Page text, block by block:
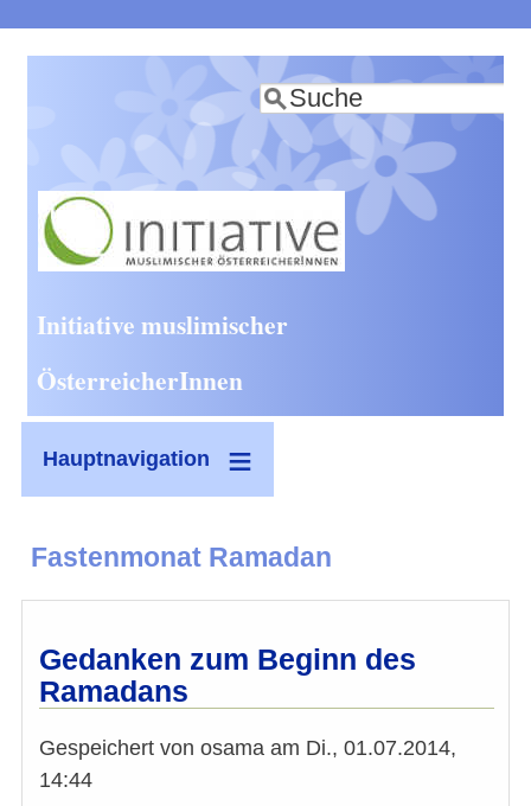
zum
Inhalt
Suche
Initiative muslimischer
ÖsterreicherInnen
Hauptnavigation
Fastenmonat Ramadan
Gedanken zum Beginn des
Ramadans
Gespeichert von osama am Di., 01.07.2014,
14:44